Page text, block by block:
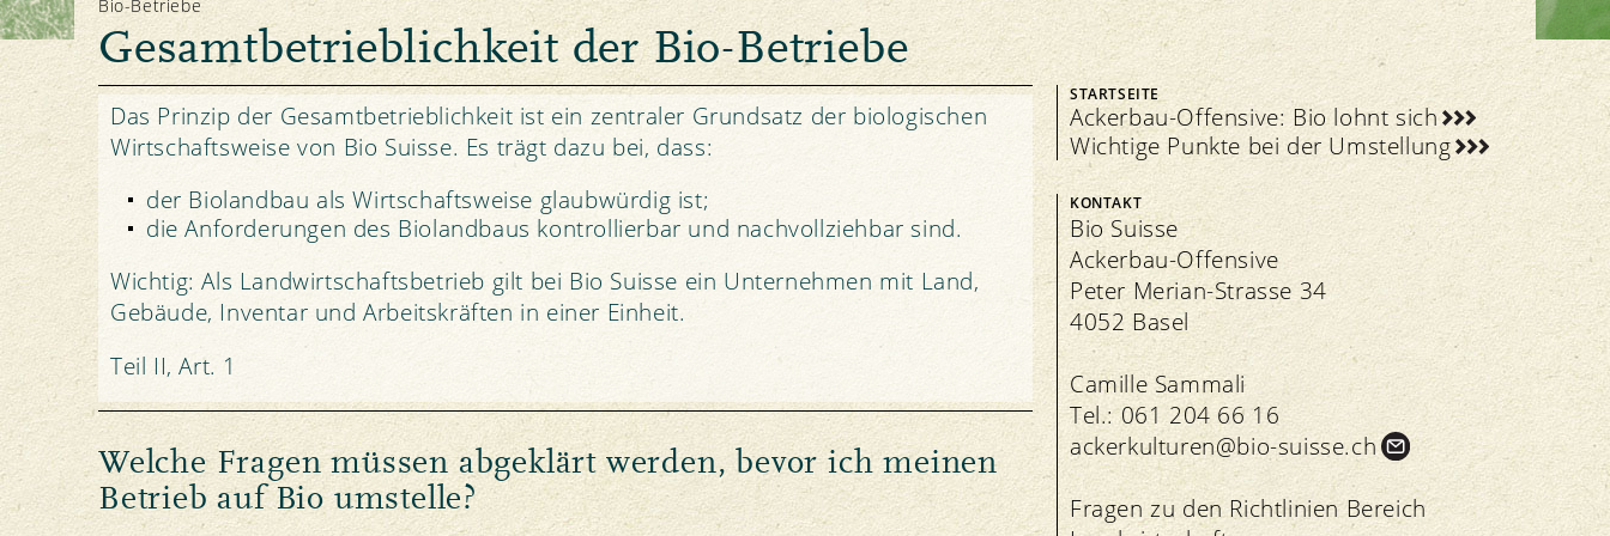
Das Knospe-Prinzip
Unsere Marke
Tiergesundheit
Ressourcenschutz
Pflanzen
Wasser
Fairness
Preise
Soziale Verantwortung
Transparenz
Richtlinien
Kontrolle
Import
Qualitätssicherung
Tierhaltung und Fütterung
Import
Politik
Leitbild & Vision
Strategie
Delegiertenversammlung
Medien
Foto Download
Logo Download
Kontakt
Ombudsstelle
Verbandsinformationen
Extranet
Richtlinien
Bio-Produkte im Test
Knospe-Rezepte Aktuelles Veranstaltungen
Bio-Symposium
Nationales Bioforschungsforum NBFF
Grand Prix
Regionale Märkte
NEWSLETTER ABONNIEREN
Bio-Betriebe
Gesamtbetrieblichkeit der Bio-Betriebe
Das Prinzip der Gesamtbetrieblichkeit ist ein zentraler Grundsatz der biologischen
Wirtschaftsweise von Bio Suisse. Es trägt dazu bei, dass:
der Biolandbau als Wirtschaftsweise glaubwürdig ist;
die Anforderungen des Biolandbaus kontrollierbar und nachvollziehbar sind.
Wichtig: Als Landwirtschaftsbetrieb gilt bei Bio Suisse ein Unternehmen mit Land,
Gebäude, Inventar und Arbeitskräften in einer Einheit.
Teil II, Art. 1
Welche Fragen müssen abgeklärt werden, bevor ich meinen
Betrieb auf Bio umstelle?
STARTSEITE
Ackerbau-Offensive: Bio lohnt sich
Wichtige Punkte bei der Umstellung
KONTAKT
Bio Suisse
Ackerbau-Offensive
Peter Merian-Strasse 34
4052 Basel
Camille Sammali
Tel.:061 204 66 16
ackerkulturen@bio-suisse.ch
Fragen zu den Richtlinien Bereich